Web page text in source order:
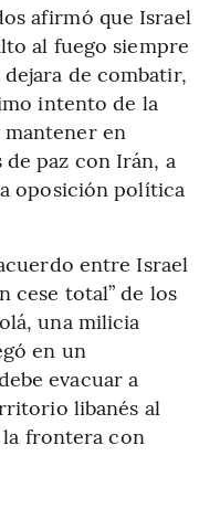
afirmó que Israel
al fuego siempre
de combatir,
intento de la
en
paz con Irán, a
oposición política
entre Israel
cese total” de los
una milicia
en un
evacuar a
libanés al
frontera con